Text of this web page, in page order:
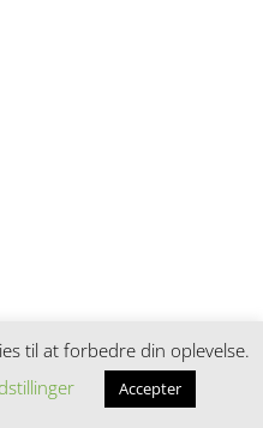
til at forbedre din oplevelse.
Accepter